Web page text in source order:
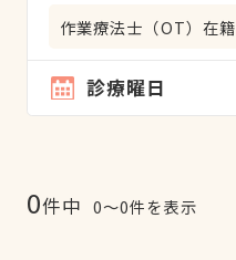
作業療法士（OT）在籍
診療曜日
0件中 0〜0件を表示